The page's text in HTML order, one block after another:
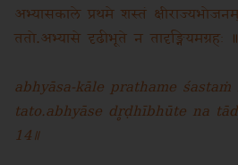
अभ्यासकाले प्रथमे शस्तं
ततो.अभ्यासे दृढीभूते न तादृङ्नियमग्रहः
abhyāsa-kāle prathame
tato.abhyāse dr̥ḍhībhūte na
14॥